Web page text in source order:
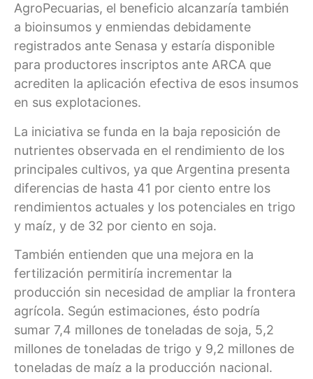
AgroPecuarias, el beneficio alcanzaría también
a bioinsumos y enmiendas debidamente
registrados ante Senasa y estaría disponible
para productores inscriptos ante ARCA que
acrediten la aplicación efectiva de esos insumos
en sus explotaciones.
La iniciativa se funda en la baja reposición de
nutrientes observada en el rendimiento de los
principales cultivos, ya que Argentina presenta
diferencias de hasta 41 por ciento entre los
rendimientos actuales y los potenciales en trigo
y maíz, y de 32 por ciento en soja.
También entienden que una mejora en la
fertilización permitiría incrementar la
producción sin necesidad de ampliar la frontera
agrícola. Según estimaciones, ésto podría
sumar 7,4 millones de toneladas de soja, 5,2
millones de toneladas de trigo y 9,2 millones de
toneladas de maíz a la producción nacional.